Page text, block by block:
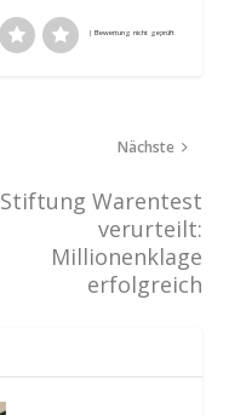
Nächste
Stiftung Warentest
verurteilt:
Millionenklage
erfolgreich